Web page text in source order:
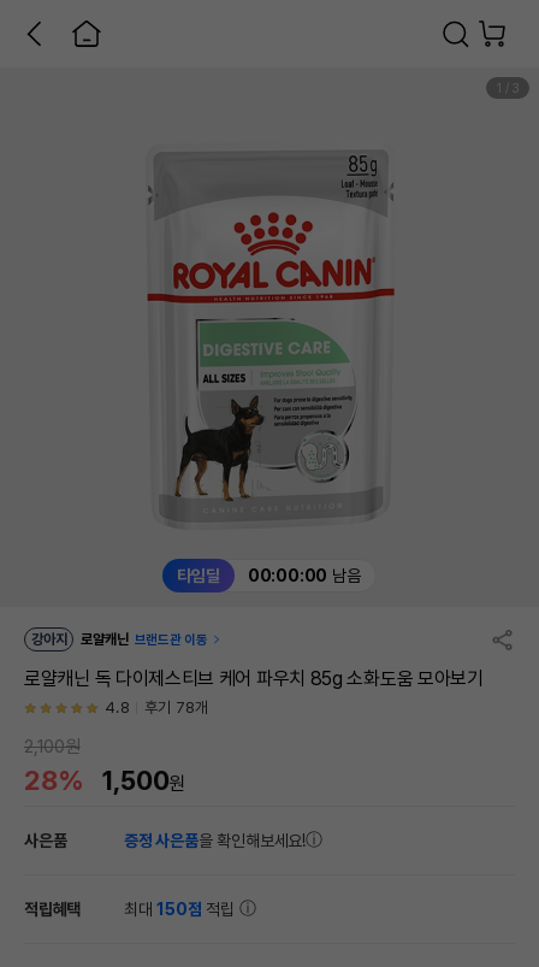
타임딜 00:00:00 남음
1 3
강아지 로얄캐닌 브랜드관 이동
로얄캐닌 독 다이제스티브 케어 파우치 85g 소화도움 모아보기
4.8 후기 78개
2,100원
28% 1,500원
사은품 증정 사은품을 확인해보세요!
적립혜택 최대150점 적립